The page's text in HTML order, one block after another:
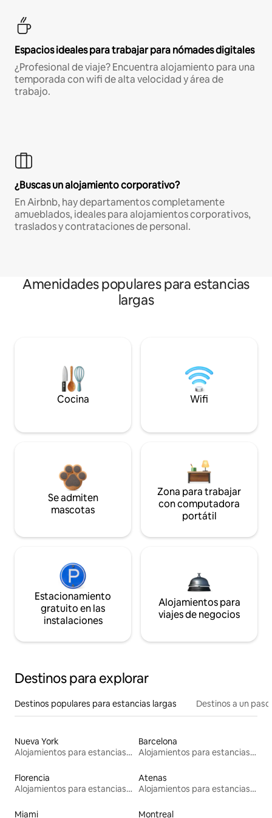
Espacios ideales para trabajar para nómades digitales
¿Profesional de viaje? Encuentra alojamiento para una
temporada con wifi de alta velocidad y área de
trabajo.
¿Buscas un alojamiento corporativo?
En Airbnb, hay departamentos completamente
amueblados, ideales para alojamientos corporativos,
traslados y contrataciones de personal.
Amenidades populares para estancias
largas
Cocina Wifi
Se admiten
mascotas
Zona para trabajar
con computadora
portátil
Estacionamiento
gratuito en las
instalaciones
Alojamientos para
viajes de negocios
Destinos para explorar
Destinos populares para estancias largas Destinos a un
Nueva York
Alojamientos para estancias largas
Barcelona
Alojamientos para estancias largas
Florencia
Alojamientos para estancias largas
Atenas
Alojamientos para estancias largas
Miami
Montreal